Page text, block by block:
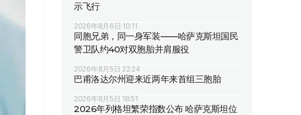
示飞行
2026年8月6日 10:11
同胞兄弟，同一身军装——哈萨克斯坦国民
警卫队约40对双胞胎并肩服役
2026年8月5日 22:24
巴甫洛达尔州迎来近两年来首组三胞胎
2026年8月5日 18:51
2026年列格坦繁荣指数公布 哈萨克斯坦位